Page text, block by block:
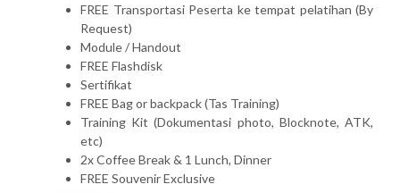
FREE Transportasi Peserta ke tempat pelatihan (By
Request)
Module / Handout
FREE Flashdisk
Sertifikat
FREE Bag or backpack (Tas Training)
Training Kit (Dokumentasi photo, Blocknote, ATK,
etc)
2x Coffee Break & 1 Lunch, Dinner
FREE Souvenir Exclusive